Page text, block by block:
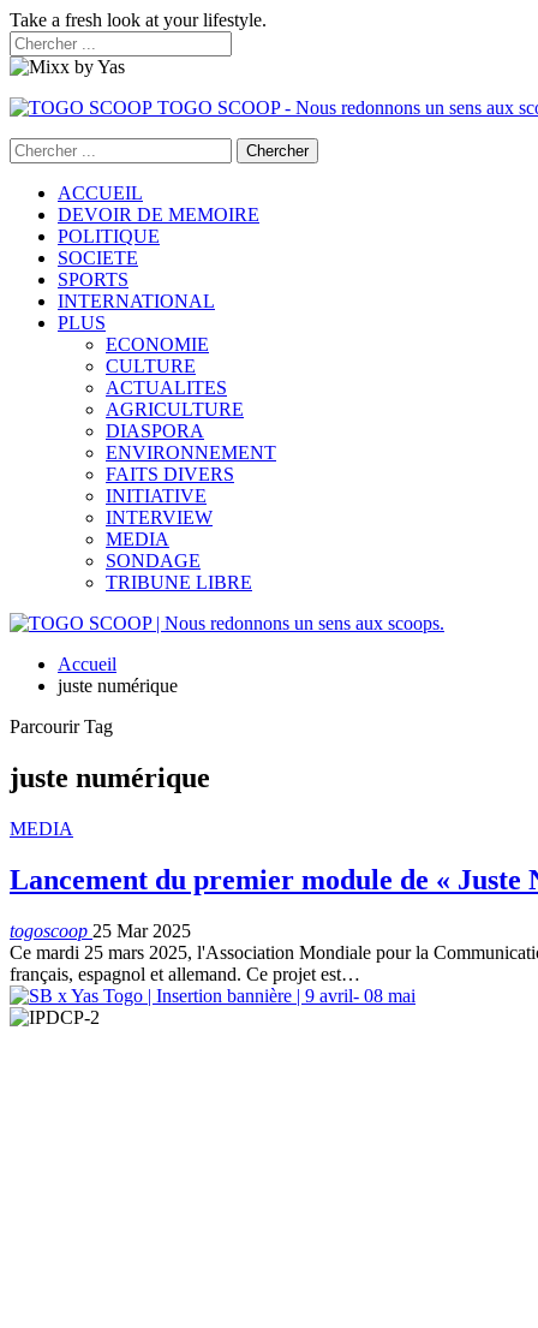
Take a fresh look at your lifestyle.
TOGO SCOOP - Nous redonnons un sens aux
ACCUEIL
DEVOIR DE MEMOIRE
POLITIQUE
SOCIETE
SPORTS
INTERNATIONAL
PLUS
ECONOMIE
CULTURE
ACTUALITES
AGRICULTURE
DIASPORA
ENVIRONNEMENT
FAITS DIVERS
INITIATIVE
INTERVIEW
MEDIA
SONDAGE
TRIBUNE LIBRE
Accueil
juste numérique
Parcourir Tag
juste numérique
MEDIA
Lancement du premier module de « Juste
togoscoop 25 Mar 2025
Ce mardi 25 mars 2025, l'Association Mondiale pour la
français, espagnol et allemand. Ce projet est…